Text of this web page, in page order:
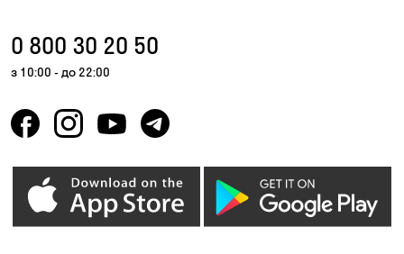
0 800 30 20 50
з 10:00 - до 22:00